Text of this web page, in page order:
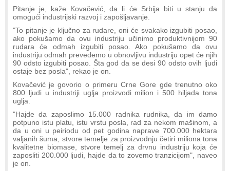
Pitanje je, kaže Kovačević, da li će Srbija biti u stanju da
omogući industrijski razvoj i zapošljavanje.
"To pitanje je ključno za rudare, oni će svakako izgubiti posao,
ako pokušamo da ovu industriju učinimo produktivnijom 90
rudara će odmah izgubiti posao. Ako pokušamo da ovu
industriju odmah prevedemo u obnovljivu industriju opet će njih
90 odsto izgubiti posao. Šta god da se desi 90 odsto ovih ljudi
ostaje bez posla", rekao je on.
Kovačević je govorio o primeru Crne Gore gde trenutno oko
800 ljudi u industriji uglja proizvodi milion i 500 hiljada tona
uglja.
"Hajde da zaposlimo 15.000 radnika rudnika, da im damo
potpuno istu platu, istu vrstu posla, rad za nekom mašinom, a
da u oni u peiriodu od pet godina naprave 700.000 hektara
valjanih šuma, stvore temelje za proizvodnju četiri miliona tona
kvalitetne biomase, stvore temelj za drvnu industriju koja će
zaposliti 200.000 ljudi, hajde da to zovemo tranzicijom", naveo
je on.